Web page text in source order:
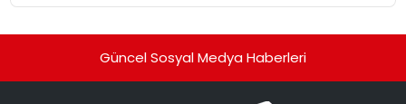
Güncel Sosyal Medya Haberleri